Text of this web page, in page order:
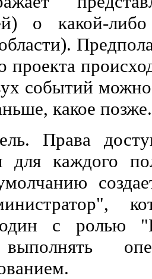
о какой-
проекта
событий можно
какое позже.
Права
для каждого
с ролью